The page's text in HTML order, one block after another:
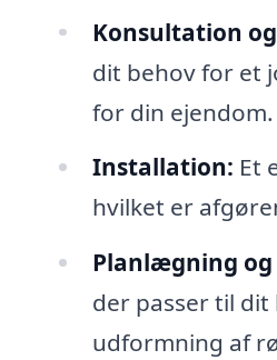
Konsultation
dit behov for et
for din ejendom.
Installation: Et
hvilket er
Planlægning og
der passer til
udformning af